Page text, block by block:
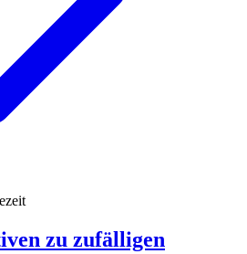
zu zufälligen